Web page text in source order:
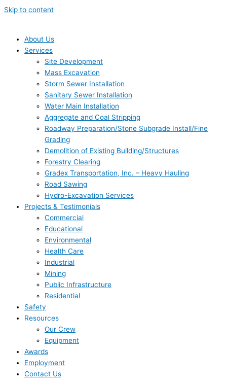
Skip to content
About Us
Services
Site Development
Mass Excavation
Storm Sewer Installation
Sanitary Sewer Installation
Water Main Installation
Aggregate and Coal Stripping
Roadway Preparation/Stone Subgrade Install/Fine
Grading
Demolition of Existing Building/Structures
Forestry Clearing
Gradex Transportation, Inc. – Heavy Hauling
Road Sawing
Hydro-Excavation Services
Projects & Testimonials
Commercial
Educational
Environmental
Health Care
Industrial
Mining
Public Infrastructure
Residential
Safety
Resources
Our Crew
Equipment
Awards
Employment
Contact Us